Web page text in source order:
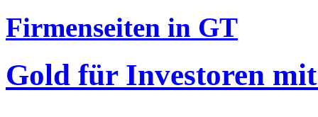
Firmenseiten in GT
Gold für Investoren